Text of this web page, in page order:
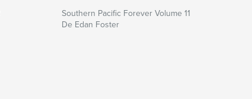
Southern Pacific Forever Volume 11
De Edan Foster